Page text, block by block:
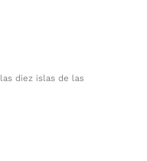
diez islas de las